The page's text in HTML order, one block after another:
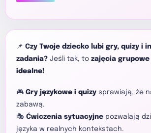
📌 Czy Twoje dziecko lubi gry, quizy i
zadania? Jeśli tak, to zajęcia
idealne!
🎮 Gry językowe i quizy sprawiają, że
zabawą.
🎭 Ćwiczenia sytuacyjne pozwalają
języka w realnych kontekstach.